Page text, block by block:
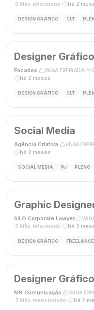
Não informado
há 2
DESIGN GRÁFICO CLT
Designer Gráfico
Focados VAGA EXPIRADA
há 2 meses
DESIGN GRÁFICO CLT
Social Media
Agência Criativa VAGA
há 2 meses
SOCIAL MEDIA PJ PLENO
Graphic
SILO Corporate Lawyer
Não informado
há 2
DESIGN GRÁFICO FREELANCE
Designer Gráfico
M9 Comunicação VAGA
Não mencionado
há 2